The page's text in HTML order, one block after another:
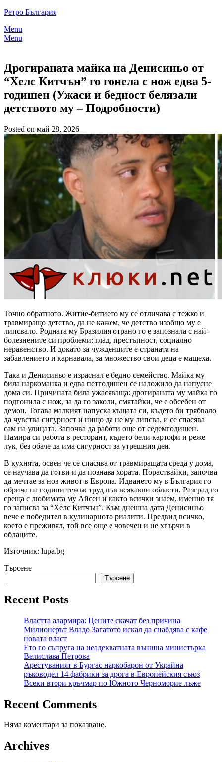
Skip
content
Ретро България
Menu
Menu
Дрогираната майка на Денисиньо от
“Хелс Китчън” го гонела с нож едва 5-
годишен (Ужаси и бедност белязали
детството му – Подробности)
Posted on май 28, 2026
Точно обратното. Житие-битието му се отличава с тежко и
травмиращо детство, да не кажем, че детство изобщо му е
липсвало. Родната му Бразилия отрано го е запознала с най-
болезнените си проблеми: глад, престъпност, социално
неравенство. И докато за чужденците е страната на
забавлението и карнавала, за множество свои деца е мащеха.
Така и Денисиньо е израснал е бедно семейство. Майка му
била наркоманка и едва петгодишен се наложило да напусне
дома си. Причината била ужасяваща: дрогираната му майка го
подгонила с нож, за да го заколи, смятайки, че е обсебен от
демон. Тогава малкият напуска къщата си, където би трябвало
да чувства сигурност и нищо да не му липсва, и се спасява
сам на улицата. Започва да работи още от седемгодишен.
Намира си работа в ресторант, където бели картофи и реже
лук, без обаче да има сигурност за утрешния ден.
В кухнята, освен че се спасява от травмиращата среда у дома,
се научава да готви и да познава хората. Пораствайки, започва
да мечтае за нов живот в Европа. Идването му в България го
обрича на години тежък труд във всякакви области. Разград го
среща с любимата му Айсен и както всички знаем, именно тя
го записва за “Хелс Китчън”. Към днешна дата Денисиньо
вече е победител в кулинарното риалити. Предвид всичко,
което е преживял, той все още е човечен и не хвърчи в
облаците.
Източник: lupa.bg
Търсене
Търсене
Recent Posts
Властта алармира: Цените скачат без причина
Милионерът Владо Загатото искал да снабдява с кафе
новата власт
Ето го съпруга на неадекватната външна министърка
Велислава Петрова
Арестуваният в Бургас наркобарон от Украйна
ръководел 14 фабрики за дрога в Европейския съюз
Всеки втори кръчмар по Южното Черноморие лъже
Recent Comments
Няма коментари за показване.
Archives